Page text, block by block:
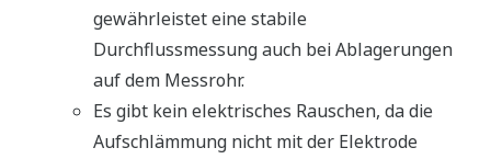
gewährleistet eine stabile
Durchflussmessung auch bei Ablagerungen
auf dem Messrohr.
Es gibt kein elektrisches Rauschen, da die
Aufschlämmung nicht mit der Elektrode